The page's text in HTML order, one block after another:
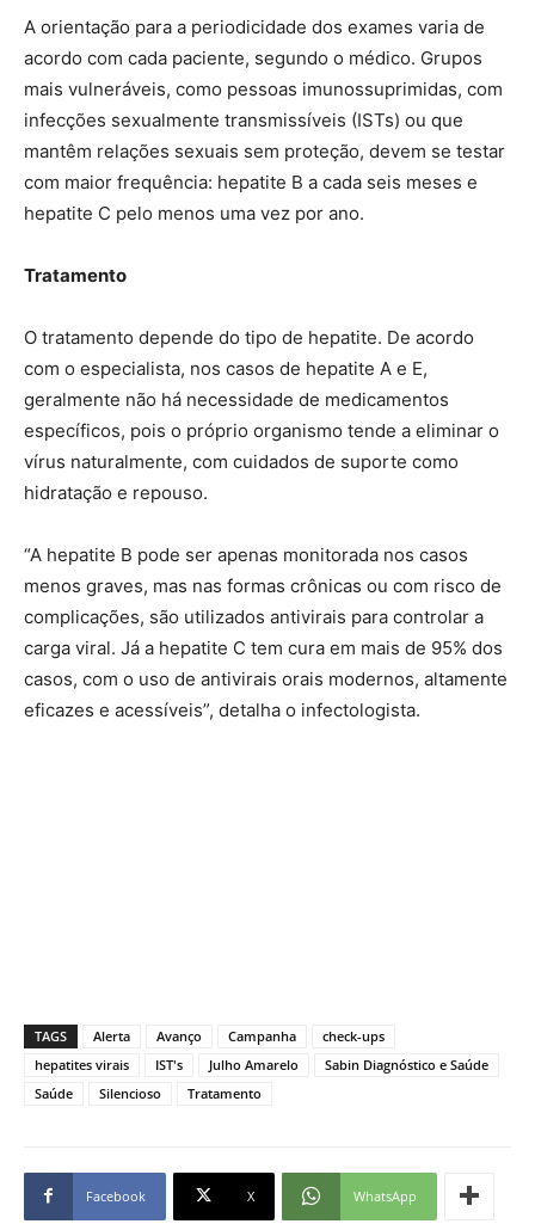
A orientação para a periodicidade dos exames varia de
acordo com cada paciente, segundo o médico. Grupos
mais vulneráveis, como pessoas imunossuprimidas, com
infecções sexualmente transmissíveis (ISTs) ou que
mantêm relações sexuais sem proteção, devem se testar
com maior frequência: hepatite B a cada seis meses e
hepatite C pelo menos uma vez por ano.
Tratamento
O tratamento depende do tipo de hepatite. De acordo
com o especialista, nos casos de hepatite A e E,
geralmente não há necessidade de medicamentos
específicos, pois o próprio organismo tende a eliminar o
vírus naturalmente, com cuidados de suporte como
hidratação e repouso.
“A hepatite B pode ser apenas monitorada nos casos
menos graves, mas nas formas crônicas ou com risco de
complicações, são utilizados antivirais para controlar a
carga viral. Já a hepatite C tem cura em mais de 95% dos
casos, com o uso de antivirais orais modernos, altamente
eficazes e acessíveis”, detalha o infectologista.
TAGS Alerta Avanço Campanha
check-ups
hepatites virais
IST's Julho Amarelo
Sabin Diagnóstico e Saúde
Saúde
Silencioso Tratamento
Facebook X WhatsApp